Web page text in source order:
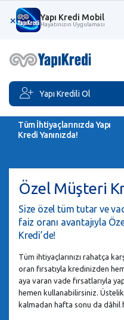
× Yapı Kredi Mobil
Hayatınızın Uygulaması
Yapı Kredili Ol
Tüm İhtiyaçlarınızda Yapı
Kredi Yanınızda!
Özel Müşteri
Size özel tüm tutar ve
faiz oranı avantajıyla
Kredi’de!
Tüm ihtiyaçlarınızı rahatça
oran fırsatıyla kredinizden
aya varan vade fırsatlarıyla
hemen kullanabilirsiniz.
kalmadan hafta sonu da dâhil